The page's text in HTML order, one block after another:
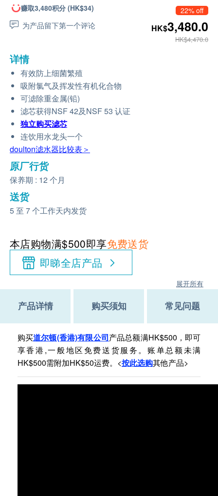
赚取3,480积分 (HK$34)
为产品留下第一个评论
22% off
HK$3,480.0
HK$4,470.0
详情
有效防上细菌繁殖
吸附氯气及挥发性有机化合物
可滤除重金属(铅)
滤芯获得NSF 42及NSF 53 认证
独立购买滤芯
连饮用水龙头一个
doulton滤水器比较表＞
原厂行货
保养期 : 12 个月
送货
5 至 7 个工作天内发货
本店购物满$500即享免费送货
即睇全店产品
展开所有
产品详情 购买须知 常见问题
购买道尔顿(香港)有限公司产品总额满HK$500，即可
享香港,一般地区免费送货服务。账单总额未满
HK$500需附加HK$50运费。<按此选购其他产品>